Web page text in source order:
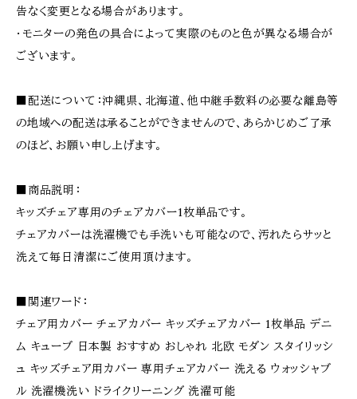
告なく変更となる場合があります。
・モニターの発色の具合によって実際のものと色が異なる場合が
ございます。
■配送について：沖縄県、北海道、他中継手数料の必要な離島等
の地域への配送は承ることができませんので、あらかじめご了承
のほど、お願い申し上げます。
■商品説明：
キッズチェア専用のチェアカバー1枚単品です。
チェアカバーは洗濯機でも手洗いも可能なので、汚れたらサッと
洗えて毎日清潔にご使用頂けます。
■関連ワード：
チェア用カバー チェアカバー キッズチェアカバー 1枚単品 デニ
ム キューブ 日本製 おすすめ おしゃれ 北欧 モダン スタイリッシ
ュ キッズチェア用カバー 専用チェアカバー 洗える ウォッシャブ
ル 洗濯機洗い ドライクリーニング 洗濯可能